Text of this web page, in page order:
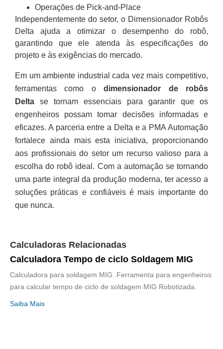
Operações de Pick-and-Place
Independentemente do setor, o Dimensionador Robôs
Delta ajuda a otimizar o desempenho do robô,
garantindo que ele atenda às especificações do
projeto e às exigências do mercado.
Em um ambiente industrial cada vez mais competitivo,
ferramentas como odimensionador de robôs
Delta se tornam essenciais para garantir que os
engenheiros possam tomar decisões informadas e
eficazes. A parceria entre a Delta e a PMA Automação
fortalece ainda mais esta iniciativa, proporcionando
aos profissionais do setor um recurso valioso para a
escolha do robô ideal. Com a automação se tornando
uma parte integral da produção moderna, ter acesso a
soluções práticas e confiáveis é mais importante do
que nunca.
Calculadoras Relacionadas
Calculadora Tempo de ciclo Soldagem MIG
Calculadora para soldagem MIG. Ferramenta para engenheiros
para calcular tempo de ciclo de soldagem MIG Robotizada.
Saiba Mais